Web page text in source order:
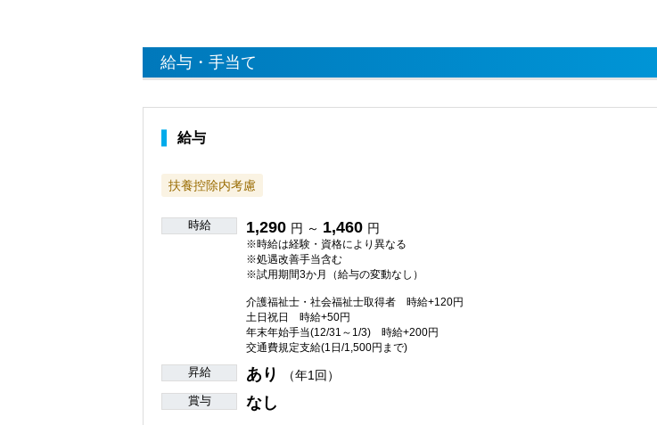
給与・手当て
給与
扶養控除内考慮
時給 1,290 円 ～ 1,460 円
※時給は経験・資格により異なる
※処遇改善手当含む
※試用期間3か月（給与の変動なし）
介護福祉士・社会福祉士取得者 時給+120円
土日祝日 時給+50円
年末年始手当(12/31～1/3) 時給+200円
交通費規定支給(1日/1,500円まで)
昇給 あり （年1回）
賞与 なし